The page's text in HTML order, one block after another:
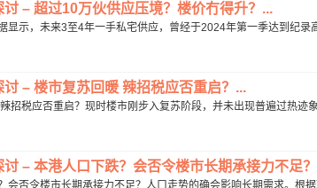
讨 – 超过10万伙供应压境？楼价冇得升？...
显示，未来3至4年一手私宅供应，曾经于2024年第一季达到纪
– 楼市复苏回暖 辣招税应否重启？...
招税应否重启？现时楼市刚步入复苏阶段，并未出现普遍过热迹
讨 – 本港人口下跌？会否令楼市长期承接力不足